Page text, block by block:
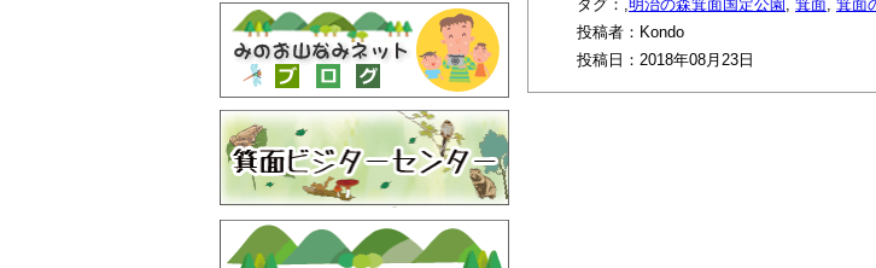
タグ：, 明治の森箕面国定公園 箕面 箕面
投稿者：Kondo
投稿日：2018年08月23日